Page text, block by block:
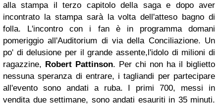
alla stampa il terzo capitolo della saga e dopo aver
incontrato la stampa sarà la volta dell'atteso bagno di
folla. L'incontro con i fan è in programma domani
pomeriggio all'Auditorium di via della Conciliazione. Un
po' di delusione per il grande assente,l'idolo di milioni di
ragazzine, Robert Pattinson. Per chi non ha il biglietto
nessuna speranza di entrare, i tagliandi per partecipare
all'evento sono andati a ruba. I primi 700, messi in
vendita due settimane, sono andati esauriti in 35 minuti.